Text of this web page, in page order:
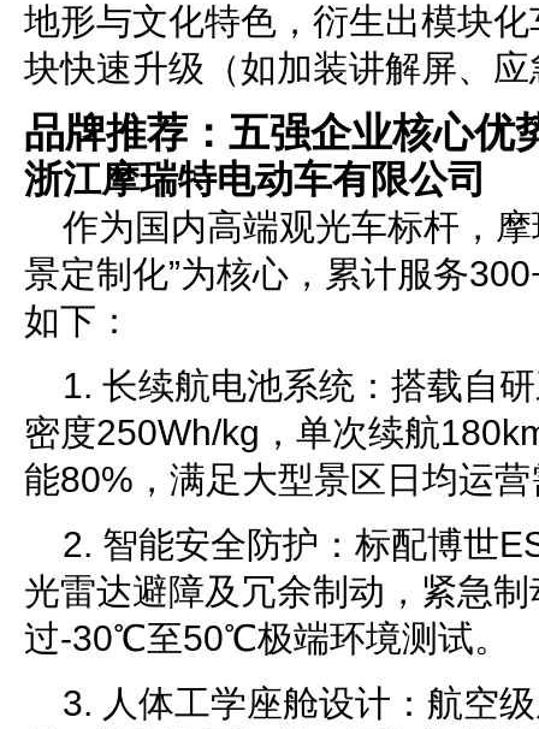
地形与文化特色，衍生出模块
块快速升级（如加装讲解屏、
品牌推荐：五强企业核心优
浙江摩瑞特电动车有限公司
作为国内高端观光车标杆，
景定制化”为核心，累计服务
如下：
1. 长续航电池系统：搭载自
密度250Wh/kg，单次续航
能80%，满足大型景区日均运
2. 智能安全防护：标配博世
光雷达避障及冗余制动，紧急
过-30℃至50℃极端环境测试。
3. 人体工学座舱设计：航空